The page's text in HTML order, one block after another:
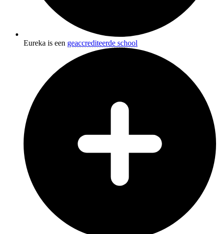
Eureka is een geaccrediteerde school